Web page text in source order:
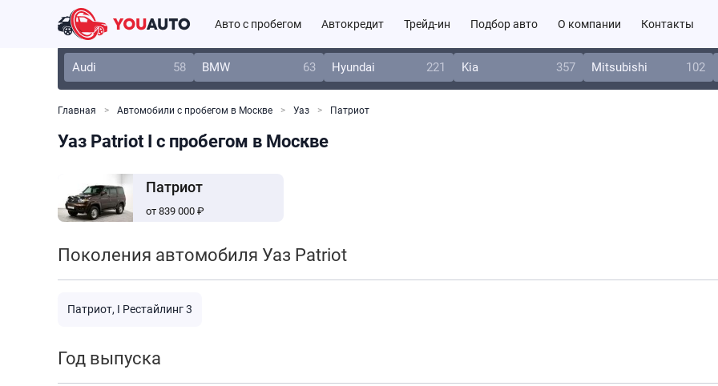
Авто с пробегом Автокредит Трейд-ин Подбор авто О компании Контакты
Audi 58 BMW 63 Hyundai 221 Kia 357 Mitsubishi 102
Главная Автомобили с пробегом в Москве Уаз Патриот
Уаз Patriot I с пробегом в Москве
Патриот
от 839 000 ₽
Поколения автомобиля Уаз Patriot
Патриот, I Рестайлинг 3
Год выпуска